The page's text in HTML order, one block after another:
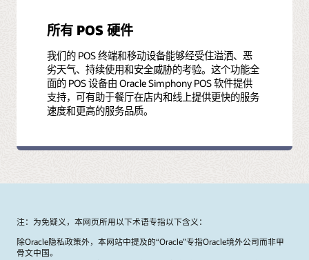
所有 POS 硬件
我们的 POS 终端和移动设备能够经受住溢洒、恶
劣天气、持续使用和安全威胁的考验。这个功能全
面的 POS 设备由 Oracle Simphony POS 软件提供
支持，可有助于餐厅在店内和线上提供更快的服务
速度和更高的服务品质。
注：为免疑义，本网页所用以下术语专指以下含义：
除Oracle隐私政策外，本网站中提及的“Oracle”专指Oracle境外公司而非甲
骨文中国。